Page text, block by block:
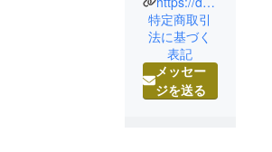
テクノロ
ジーの民主
化を目指
す、開発・
製造総合支
特定商取引
法に基づく
表記
メッセー
ジを送る